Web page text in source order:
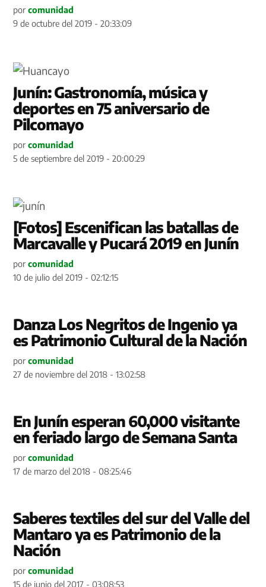
por comunidad
9 de octubre del 2019 - 20:33:09
Junín: Gastronomía, música y
deportes en 75 aniversario de
Pilcomayo
por comunidad
5 de septiembre del 2019 - 20:00:29
[Fotos] Escenifican las batallas de
Marcavalle y Pucará 2019 en Junín
por comunidad
10 de julio del 2019 - 02:12:15
Danza Los Negritos de Ingenio ya
es Patrimonio Cultural de la Nación
por comunidad
27 de noviembre del 2018 - 13:02:58
En Junín esperan 60,000 visitante
en feriado largo de Semana Santa
por comunidad
17 de marzo del 2018 - 08:25:46
Saberes textiles del sur del Valle del
Mantaro ya es Patrimonio de la
Nación
por comunidad
15 de junio del 2017 - 03:08:53